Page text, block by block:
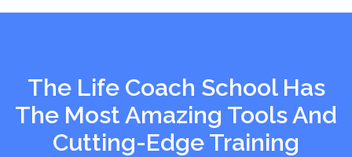
The Life Coach School Has
The Most Amazing Tools And
Cutting-Edge Training